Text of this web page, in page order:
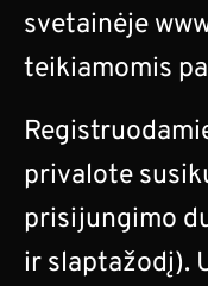
svetainėje
teikiamomis
privalote
prisijungimo
ir slaptažodį).